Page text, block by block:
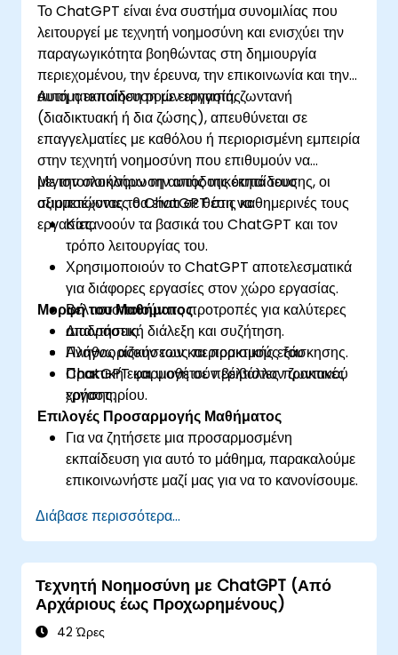
Το ChatGPT είναι ένα συστήμα συνομιλίας που
λειτουργεί με τεχνητή νοημοσύνη και ενισχύει την
παραγωγικότητα βοηθώντας στη δημιουργία
περιεχομένου, την έρευνα, την επικοινωνία και την
αυτοματοποίηση ροών εργασίας.
Αυτή η εκπαίδευση με εισηγητή, ζωντανή
(διαδικτυακή ή δια ζώσης), απευθύνεται σε
επαγγελματίες με καθόλου ή περιορισμένη εμπειρία
στην τεχνητή νοημοσύνη που επιθυμούν να
μεγιστοποιήσουν την αποδοτικότητά τους
αξιοποιώντας το ChatGPT στις καθημερινές τους
εργασίες.
Με την ολοκλήρωση αυτής της εκπαίδευσης, οι
συμμετέχοντες θα είναι σε θέση να:
Κατανοούν τα βασικά του ChatGPT και τον
τρόπο λειτουργίας του.
Χρησιμοποιούν το ChatGPT αποτελεσματικά
για διάφορες εργασίες στον χώρο εργασίας.
Βελτιστοποιούν τις προτροπές για καλύτερες
απαντήσεις.
Αναγνωρίζουν τους περιορισμούς του
ChatGPT και υιοθετούν βέλτιστες πρακτικές
χρήσης.
Μορφή του Μαθήματος
Διαδραστική διάλεξη και συζήτηση.
Πλήθος ασκήσεων και πρακτικής εξάσκησης.
Πρακτική εφαρμογή σε περιβάλλον ζωντανού
εργαστηρίου.
Επιλογές Προσαρμογής Μαθήματος
Για να ζητήσετε μια προσαρμοσμένη
εκπαίδευση για αυτό το μάθημα, παρακαλούμε
επικοινωνήστε μαζί μας για να το κανονίσουμε.
Διάβασε περισσότερα...
Τεχνητή Νοημοσύνη με ChatGPT (Από
Αρχάριους έως Προχωρημένους)
42 Ώρες